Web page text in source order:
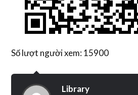
Số lượt người xem: 15900
Library